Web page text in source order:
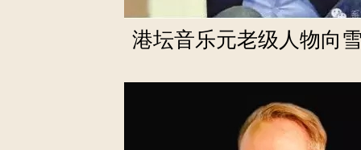
港坛音乐元老级人物向